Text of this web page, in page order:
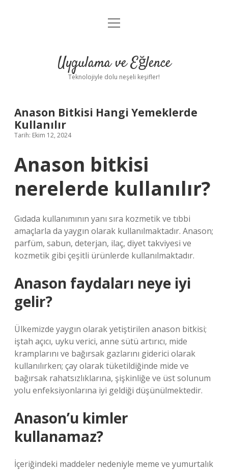
Anasayfa
Yasal Uyarı
menüyü
Uygulama ve Eğlence
Teknolojiyle dolu neşeli keşifler!
Anason Bitkisi Hangi Yemeklerde
Kullanılır
Tarih: Ekim 12, 2024
Anason bitkisi
nerelerde kullanılır?
Gıdada kullanımının yanı sıra kozmetik ve tıbbi
amaçlarla da yaygın olarak kullanılmaktadır. Anason;
parfüm, sabun, deterjan, ilaç, diyet takviyesi ve
kozmetik gibi çeşitli ürünlerde kullanılmaktadır.
Anason faydaları neye iyi
gelir?
Ülkemizde yaygın olarak yetiştirilen anason bitkisi;
iştah açıcı, uyku verici, anne sütü artırıcı, mide
kramplarını ve bağırsak gazlarını giderici olarak
kullanılırken; çay olarak tüketildiğinde mide ve
bağırsak rahatsızlıklarına, şişkinliğe ve üst solunum
yolu enfeksiyonlarına iyi geldiği düşünülmektedir.
Anason’u kimler
kullanamaz?
İçeriğindeki maddeler nedeniyle meme ve yumurtalık